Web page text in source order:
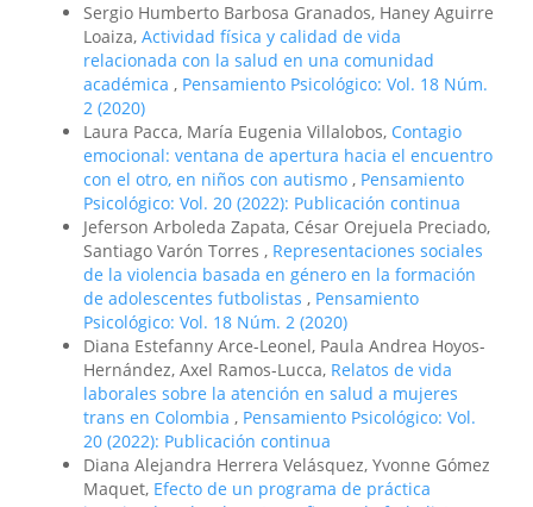
Sergio Humberto Barbosa Granados, Haney Aguirre
Loaiza, Actividad física y calidad de vida
relacionada con la salud en una comunidad
académica , Pensamiento Psicológico: Vol. 18 Núm.
2 (2020)
Laura Pacca, María Eugenia Villalobos, Contagio
emocional: ventana de apertura hacia el encuentro
con el otro, en niños con autismo , Pensamiento
Psicológico: Vol. 20 (2022): Publicación continua
Jeferson Arboleda Zapata, César Orejuela Preciado,
Santiago Varón Torres , Representaciones sociales
de la violencia basada en género en la formación
de adolescentes futbolistas , Pensamiento
Psicológico: Vol. 18 Núm. 2 (2020)
Diana Estefanny Arce-Leonel, Paula Andrea Hoyos-
Hernández, Axel Ramos-Lucca, Relatos de vida
laborales sobre la atención en salud a mujeres
trans en Colombia , Pensamiento Psicológico: Vol.
20 (2022): Publicación continua
Diana Alejandra Herrera Velásquez, Yvonne Gómez
Maquet, Efecto de un programa de práctica